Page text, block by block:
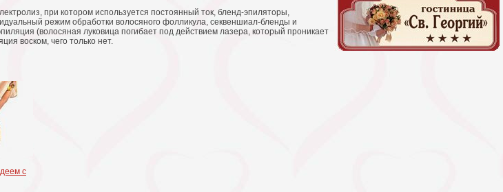
при котором используется постоянный ток, бленд-эпиляторы,
режим обработки волосяного фолликула, секвеншиал-бленды и
(волосяная луковица погибает под действием лазера, который проникает
воском, чего только нет.
с